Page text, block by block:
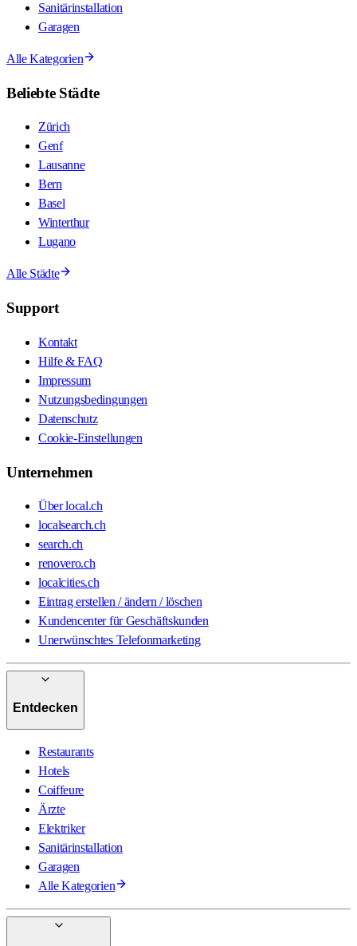
Sanitärinstallation
Garagen
Alle Kategorien
Beliebte Städte
Zürich
Genf
Lausanne
Bern
Basel
Winterthur
Lugano
Alle Städte
Support
Kontakt
Hilfe & FAQ
Impressum
Nutzungsbedingungen
Datenschutz
Cookie-Einstellungen
Unternehmen
Über local.ch
localsearch.ch
search.ch
renovero.ch
localcities.ch
Eintrag erstellen / ändern / löschen
Kundencenter für Geschäftskunden
Unerwünschtes Telefonmarketing
Entdecken
Restaurants
Hotels
Coiffeure
Ärzte
Elektriker
Sanitärinstallation
Garagen
Alle Kategorien